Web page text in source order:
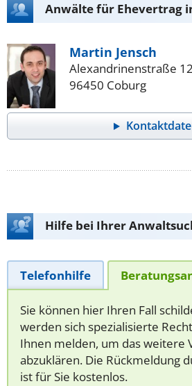
Anwälte für Ehevertrag
Martin Jensch
Alexandrinenstraße 12
96450 Coburg
Hilfe bei Ihrer
Telefonhilfe
Sie können hier Ihren Fall
werden sich spezialisierte
Ihnen melden, um das weitere
abzuklären. Die Rückmeldung
ist für Sie kostenlos.